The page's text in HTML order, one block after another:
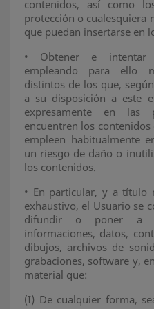
contenidos, así como
protección o cualesquiera
que puedan insertarse en
•
Obtener e intentar
empleando para ello
distintos de los que,
a su disposición a este
expresamente en las
encuentren los
empleen habitualmente
un riesgo de daño o
los contenidos.
• En particular, y a título
exhaustivo, el Usuario se
difundir o poner a
informaciones, datos,
dibujos, archivos de
grabaciones, software y,
material que:
(I) De cualquier forma,